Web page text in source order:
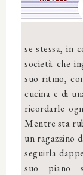
se stessa, in
società che
suo ritmo,
cucina e di
ricordarle
Mentre sta
un ragazzino
seguirla
suo piano